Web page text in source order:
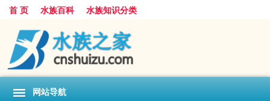
首 页 水族百科 水族知识分类
网站导航